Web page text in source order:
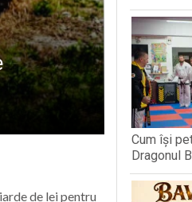
de lei pentru
Cum își
Dragonul